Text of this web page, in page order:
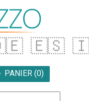
🇪🇸
PANIER (0)